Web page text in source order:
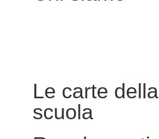
Le carte della
scuola